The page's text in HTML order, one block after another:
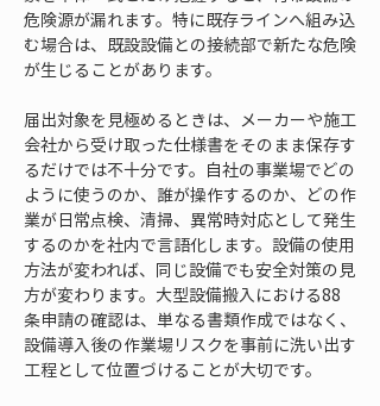
危険源が漏れます。特に既存ラインへ組み込
む場合は、既設設備との接続部で新たな危険
が生じることがあります。
届出対象を見極めるときは、メーカーや施工
会社から受け取った仕様書をそのまま保存す
るだけでは不十分です。自社の事業場でどの
ように使うのか、誰が操作するのか、どの作
業が日常点検、清掃、異常時対応として発生
するのかを社内で言語化します。設備の使用
方法が変われば、同じ設備でも安全対策の見
方が変わります。大型設備搬入における88
条申請の確認は、単なる書類作成ではなく、
設備導入後の作業場リスクを事前に洗い出す
工程として位置づけることが大切です。